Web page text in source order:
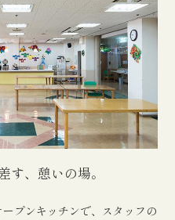
す、憩いの場。
プンキッチンで、スタッフの